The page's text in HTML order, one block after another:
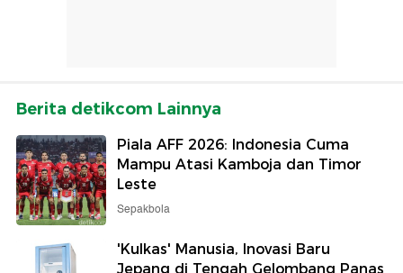
Berita detikcom Lainnya
Piala AFF 2026: Indonesia Cuma
Mampu Atasi Kamboja dan Timor
Leste
Sepakbola
'Kulkas' Manusia, Inovasi Baru
Jepang di Tengah Gelombang Panas